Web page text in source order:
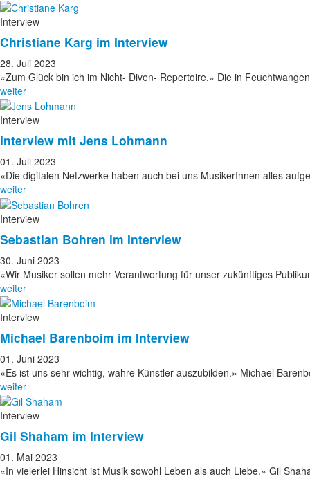
Interview
Christiane Karg im Interview
28. Juli 2023
«Zum Glück bin ich im Nicht- Diven- Repertoire.» Die in
weiter
Interview
Interview mit Jens Lohmann
01. Juli 2023
«Die digitalen Netzwerke haben auch bei uns MusikerInnen alles
weiter
Interview
Sebastian Bohren im Interview
30. Juni 2023
«Wir Musiker sollen mehr Verantwortung für unser zukünftiges
weiter
Interview
Michael Barenboim im Interview
01. Juni 2023
«Es ist uns sehr wichtig, wahre Künstler auszubilden.» Michael
weiter
Interview
Gil Shaham im Interview
01. Mai 2023
«In vielerlei Hinsicht ist Musik sowohl Leben als auch Liebe.» Gil